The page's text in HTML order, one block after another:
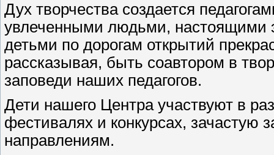
Дух творчества создается
увлеченными людьми, настоящими
детьми по дорогам открытий
рассказывая, быть соавтором в
заповеди наших педагогов.
Дети нашего Центра участвуют в
фестивалях и конкурсах,
направлениям.